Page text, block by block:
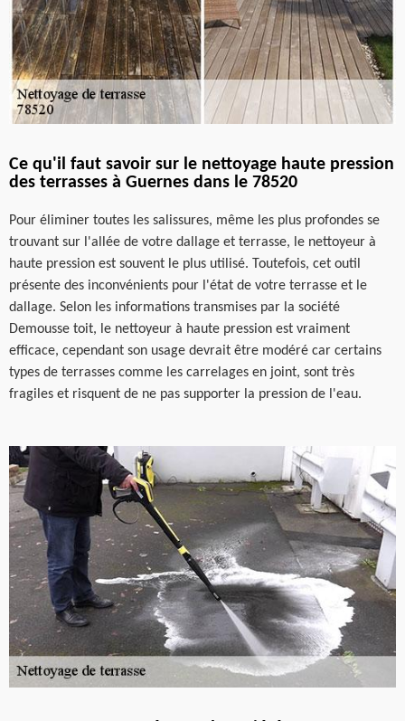
Ce qu'il faut savoir sur le nettoyage haute pression
des terrasses à Guernes dans le 78520
Pour éliminer toutes les salissures, même les plus profondes se
trouvant sur l'allée de votre dallage et terrasse, le nettoyeur à
haute pression est souvent le plus utilisé. Toutefois, cet outil
présente des inconvénients pour l'état de votre terrasse et le
dallage. Selon les informations transmises par la société
Demousse toit, le nettoyeur à haute pression est vraiment
efficace, cependant son usage devrait être modéré car certains
types de terrasses comme les carrelages en joint, sont très
fragiles et risquent de ne pas supporter la pression de l'eau.